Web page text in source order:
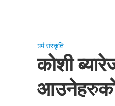
धर्म संस्कृति
कोशी